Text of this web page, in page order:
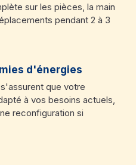
sur les pièces, la main
pendant 2 à 3
d'énergies
que votre
à vos besoins actuels,
reconfiguration si